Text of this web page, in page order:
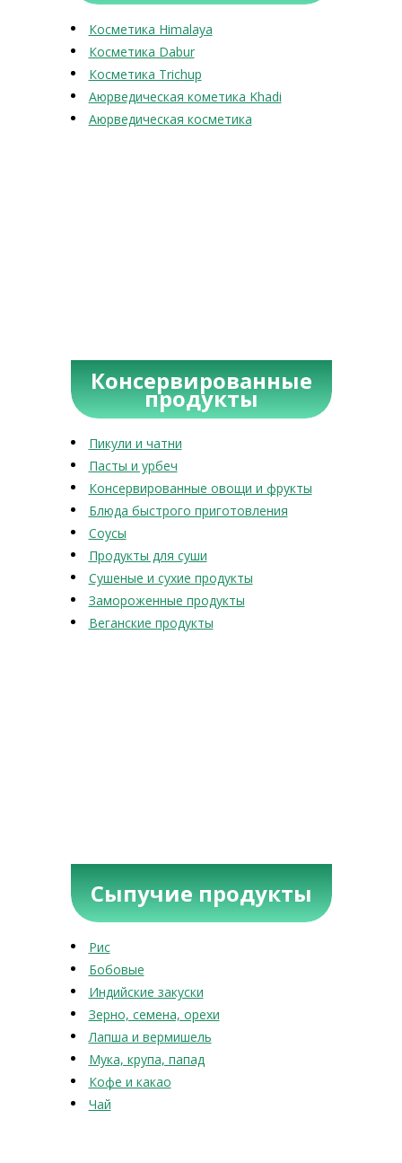
Косметика Himalaya
Косметика Dabur
Косметика Trichup
Аюрведическая кометика Khadi
Аюрведическая косметика
Консервированные
продукты
Пикули и чатни
Пасты и урбеч
Консервированные овощи и фрукты
Блюда быстрого приготовления
Соусы
Продукты для суши
Сушеные и сухие продукты
Замороженные продукты
Веганские продукты
Сыпучие продукты
Рис
Бобовые
Индийские закуски
Зерно, семена, орехи
Лапша и вермишель
Мука, крупа, папад
Кофе и какао
Чай